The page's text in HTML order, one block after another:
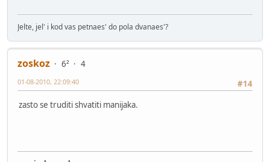
Jelte, jel' i kod vas petnaes' do pola dvanaes'?
zoskoz 6²
4
#14
01-08-2010, 22:09:40
zasto se truditi shvatiti manijaka.